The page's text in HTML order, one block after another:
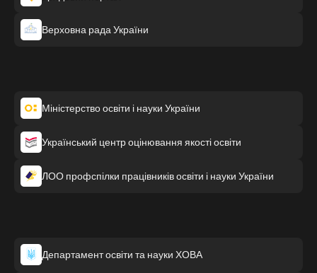
Верховна рада України
Міністерство освіти і науки України
Український центр оцінювання якості освіти
ЛОО профспілки працівників освіти і науки України
Департамент освіти та науки ХОВА